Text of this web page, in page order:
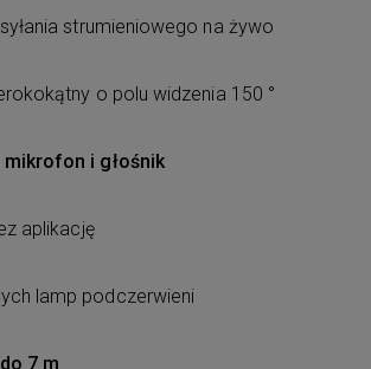
strumieniowego na żywo
o polu widzenia 150 °
mikrofon i głośnik
aplikację
lamp podczerwieni
7 m